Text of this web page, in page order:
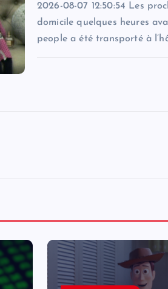
2026-08-07 12:50:54 Les
domicile quelques heures
people a été transporté à